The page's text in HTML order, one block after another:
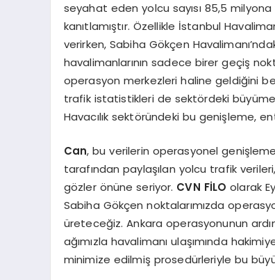
seyahat eden yolcu sayısı 85,5
kanıtlamıştır. Özellikle İstanbul
verirken, Sabiha Gökçen
havalimanlarının sadece birer geçiş
operasyon merkezleri haline geldiğini
trafik istatistikleri de sektördeki
Havacılık sektöründeki bu genişleme,
Can, bu verilerin operasyonel
tarafından paylaşılan yolcu trafik
gözler önüne seriyor. CVN FİLO olarak
Sabiha Gökçen noktalarımızda
üreteceğiz. Ankara operasyonunun
ağımızla havalimanı ulaşımında
minimize edilmiş prosedürleriyle bu